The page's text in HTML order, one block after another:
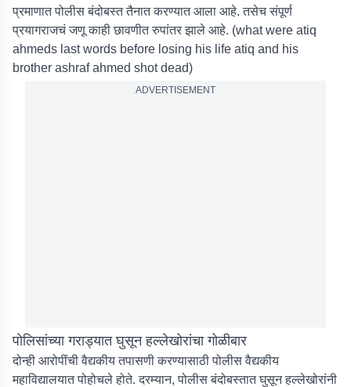
प्रमाणात पोलीस बंदोबस्त तैनात करण्यात आला आहे. तसेच संपूर्ण
प्रयागराजचं जणू काही छावणीत रुपांतर झाले आहे. (what were atiq
ahmeds last words before losing his life atiq and his
brother ashraf ahmed shot dead)
ADVERTISEMENT
पोलिसांच्या गराड्यात घुसून हल्लेखोरांचा गोळीबार
दोन्ही आरोपींची वैद्यकीय तपासणी करण्यासाठी पोलीस वैद्यकीय
महाविद्यालयात पोहोचले होते. दरम्यान, पोलीस बंदोबस्तात घुसून हल्लेखोरांनी